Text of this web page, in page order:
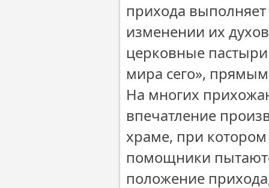
прихода
изменении их
церковные
мира сего»,
На многих
впечатление
храме, при
помощники
положение